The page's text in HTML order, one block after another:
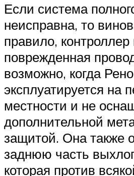
Если система
неисправна, то
правило, контроллер
поврежденная
возможно, когда
эксплуатируется на
местности и не
дополнительной
защитой. Она также
заднюю часть
которая против